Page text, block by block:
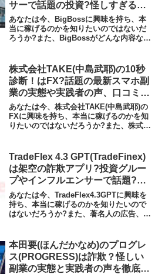
サーで話題の投資?怪しすぎる投
資グループの実態や実践者の声、
口コミや評判を調査しました
あなたは今、BigBossに興味を持ち、本
当に稼げるのかを知りたいのではないだ
ろうか?また、BigBossがどんな内容なの
財務省から警告を受けている無許可営業
の詐...
株式会社TAKE(中島武耶)の10秒
診断！はFX?話題の最新スマホ副
業の実態や実践者の声、口コミや
評判を調査しました
あなたは今、株式会社TAKE(中島武耶)の
FXに興味を持ち、本当に稼げるのかを知
りたいのではないだろうか?また、株式会
だろうか？答え、結論を言うと、株式会
社TA...
TradeFlex 4.3 GPT(TradeFinex)
は架空の詐欺アプリ?投資グルー
プやインフルエンサーで話題?怪
しい投資アプリの実態や実践者の
声、口コミや評判を調査しました
あなたは今、TradeFlex4.3GPTに興味を
持ち、本当に稼げるのかを知りたいので
はないだろうか?また、著名人の広告、投
調べようとしているのではないだ...
本田要(ほんだかなめ)のプログレ
ス(PROGRESS)は詐欺？怪しい
副業の実態と実践者の声を徹底調